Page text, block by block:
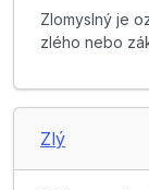
Zlomyslný je
zlého nebo
Zlý